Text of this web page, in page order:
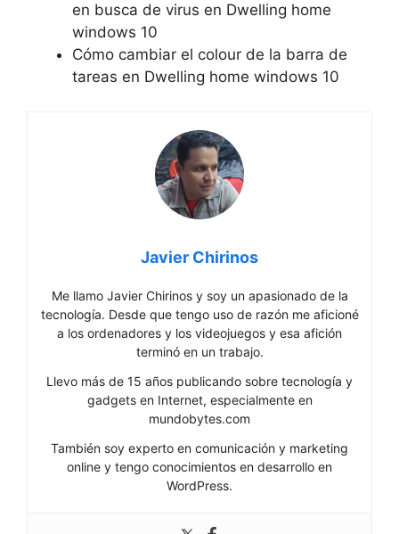
en busca de virus en Dwelling home
windows 10
Cómo cambiar el colour de la barra de
tareas en Dwelling home windows 10
Javier Chirinos
Me llamo Javier Chirinos y soy un apasionado de la
tecnología. Desde que tengo uso de razón me aficioné
a los ordenadores y los videojuegos y esa afición
terminó en un trabajo.
Llevo más de 15 años publicando sobre tecnología y
gadgets en Internet, especialmente en
mundobytes.com
También soy experto en comunicación y marketing
online y tengo conocimientos en desarrollo en
WordPress.